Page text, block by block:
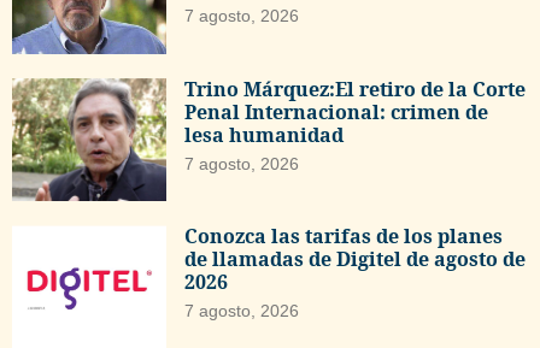
7 agosto, 2026
Trino Márquez:El retiro de la Corte
Penal Internacional: crimen de
lesa humanidad
7 agosto, 2026
Conozca las tarifas de los planes
de llamadas de Digitel de agosto de
2026
7 agosto, 2026